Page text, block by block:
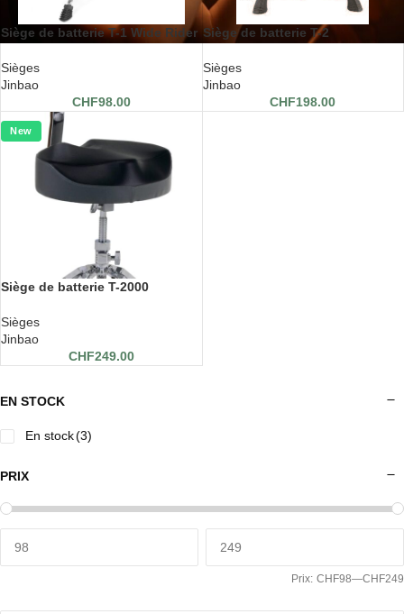
EN STOCK
En stock(3)
PRIX
Prix: CHF98—CHF249
Siège de batterie T-1 Wide Rider
Sièges
Jinbao
CHF98.00
Siège de batterie T-2
Sièges
Jinbao
CHF198.00
New
Siège de batterie T-2000
Sièges
Jinbao
CHF249.00